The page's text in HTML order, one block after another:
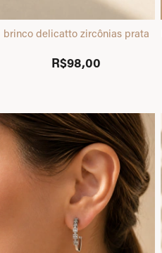
brinco delicatto zircônias prata
R$98,00